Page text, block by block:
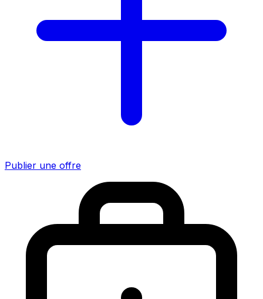
Publier une offre